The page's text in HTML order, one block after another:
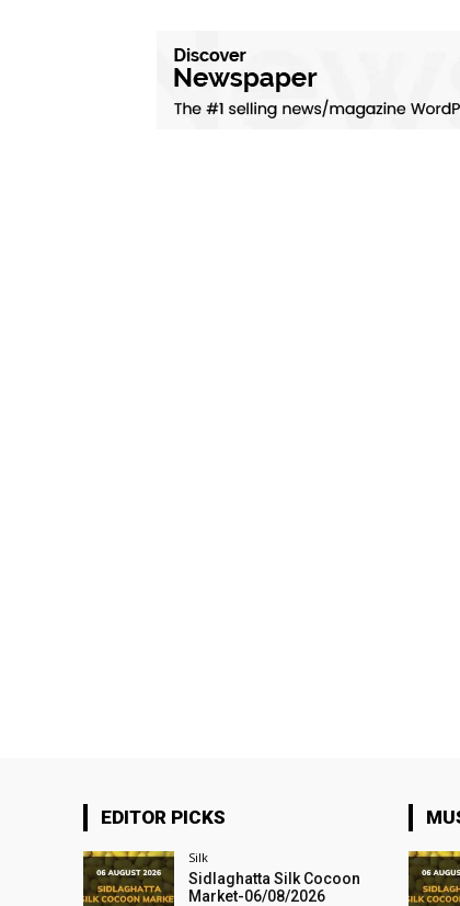
EDITOR PICKS
Silk
Sidlaghatta Silk Cocoon
Market-06/08/2026